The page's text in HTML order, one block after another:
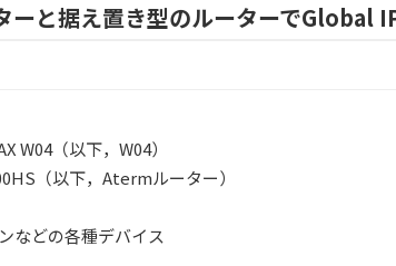
ーと据え置き型のルーターでGlobal
W04（以下，W04）
（以下，Atermルーター）
などの各種デバイス